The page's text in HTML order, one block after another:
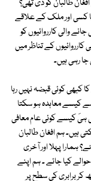
طالبان کو دی تھی؟
کسی اور ملک کے علاقے
والی کارروائیوں کو
کے تناظر میں
جا رہی ہیں۔
کبھی کوئی قبضہ نہیں رہا
کیسے معاہدہ ہو سکتا
ہیَ کیسے کوئی عام معافی
ہیں۔ ہم افغان طالبان
ہمارا پہلا اور آخری
کیا جائے ۔ ہم اپنے
برابری کی سطح پر